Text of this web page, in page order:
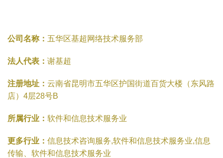
公司名称： 五华区基超网络技术服务部
法人代表： 谢基超
注册地址： 云南省昆明市五华区护国街道百货大楼（东风路
店）4层28号B
所属行业： 软件和信息技术服务业
更多行业： 信息技术咨询服务,软件和信息技术服务业,信息
传输、软件和信息技术服务业